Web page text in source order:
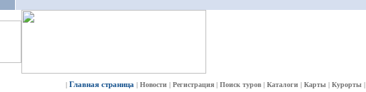
| Главная страница | Новости | Регистрация | Поиск туров | Каталоги | Карты | Курорты |